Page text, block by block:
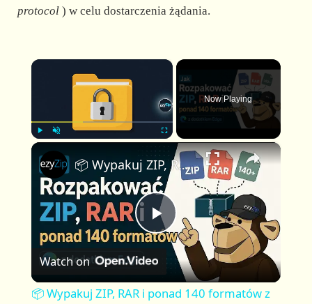
protocol) w celu dostarczenia żądania.
×
l
a
y
n
m
u
u
l
c
Now Playing
×
P
📦 Wypakuj ZIP, RAR i ponad 140 formatów z dodatkiem do Edge | Za darmo i lokalnie
Watch on
📦 Wypakuj ZIP, RAR i ponad 140 formatów z